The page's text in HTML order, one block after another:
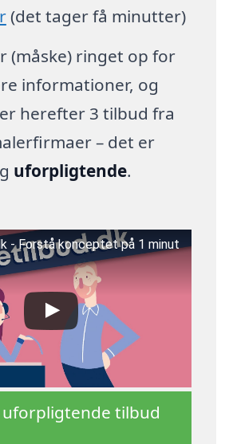
(det tager få minutter)
(måske) ringet op for
informationer, og
herefter 3 tilbud fra
– det er
uforpligtende.
- Forstå konceptet på 1 minut
tilbud